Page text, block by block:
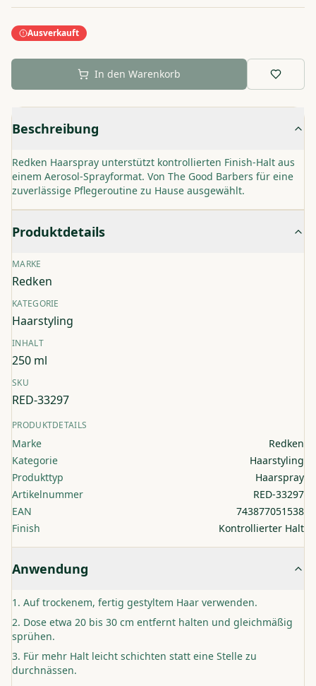
Ausverkauft
In den Warenkorb
Beschreibung
Redken Haarspray unterstützt kontrollierten Finish-Halt aus
einem Aerosol-Sprayformat. Von The Good Barbers für eine
zuverlässige Pflegeroutine zu Hause ausgewählt.
Produktdetails
MARKE
Redken
KATEGORIE
Haarstyling
INHALT
250 ml
SKU
RED-33297
PRODUKTDETAILS
Marke
Redken
Kategorie
Haarstyling
Produkttyp
Haarspray
Artikelnummer
RED-33297
EAN
743877051538
Finish
Kontrollierter Halt
Anwendung
Auf trockenem, fertig gestyltem Haar verwenden.
Dose etwa 20 bis 30 cm entfernt halten und gleichmäßig
sprühen.
Für mehr Halt leicht schichten statt eine Stelle zu
durchnässen.